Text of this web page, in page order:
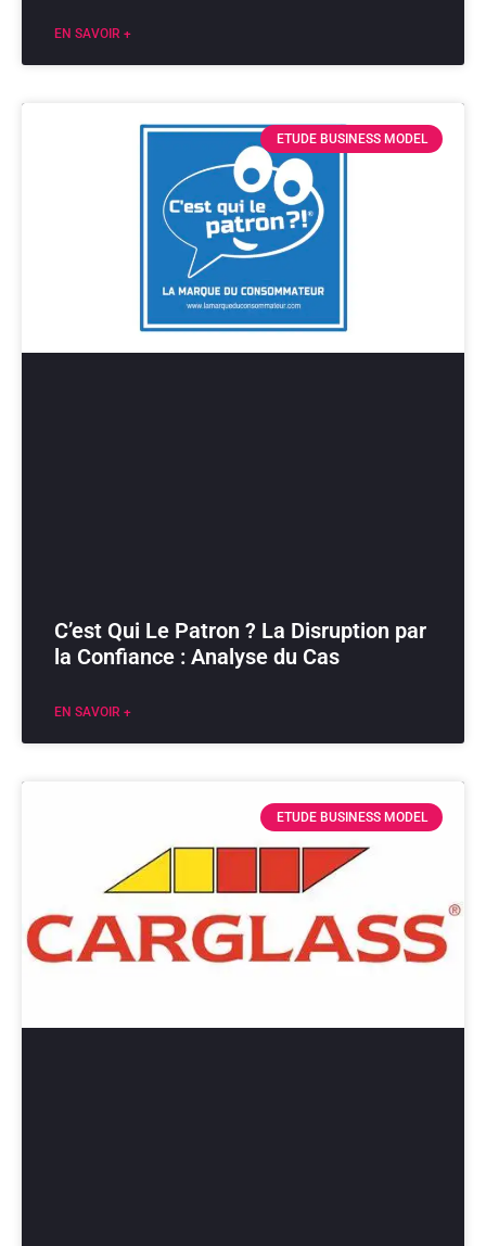
EN SAVOIR +
ETUDE BUSINESS MODEL
C’est Qui Le Patron ? La Disruption par
la Confiance : Analyse du Cas
EN SAVOIR +
ETUDE BUSINESS MODEL